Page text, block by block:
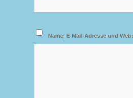
Name, E-Mail-Adresse und